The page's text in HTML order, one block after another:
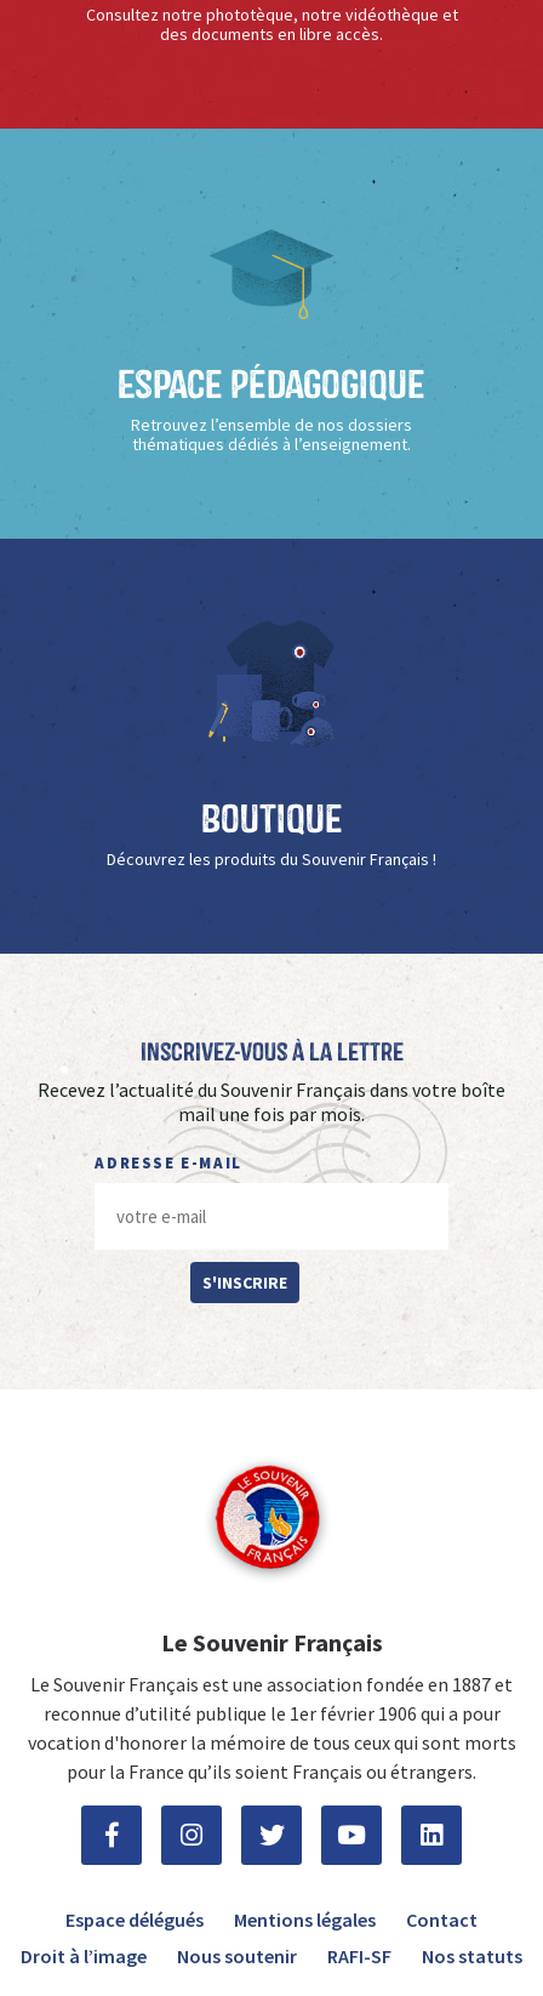
Consultez notre phototèque, notre vidéothèque et
des documents en libre accès.
Espace Pédagogique
Retrouvez l’ensemble de nos dossiers
thématiques dédiés à l’enseignement.
Boutique
Découvrez les produits du Souvenir Français !
Inscrivez-vous à La Lettre
Recevez l’actualité du Souvenir Français dans votre boîte
mail une fois par mois.
ADRESSE E-MAIL
S'INSCRIRE
Le Souvenir Français
Le Souvenir Français est une association fondée en 1887 et
reconnue d’utilité publique le 1er février 1906 qui a pour
vocation d'honorer la mémoire de tous ceux qui sont morts
pour la France qu’ils soient Français ou étrangers.
Espace délégués Mentions légales
Contact
Droit à l’image
Nous soutenir RAFI-SF Nos statuts